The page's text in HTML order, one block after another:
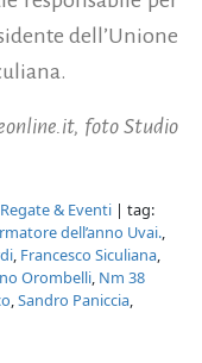
dell’Unione
foto Studio
Regate & Eventi | tag:
dell’anno Uvai.,
, Francesco Siculiana,
Orombelli, Nm 38
,Sandro Paniccia,